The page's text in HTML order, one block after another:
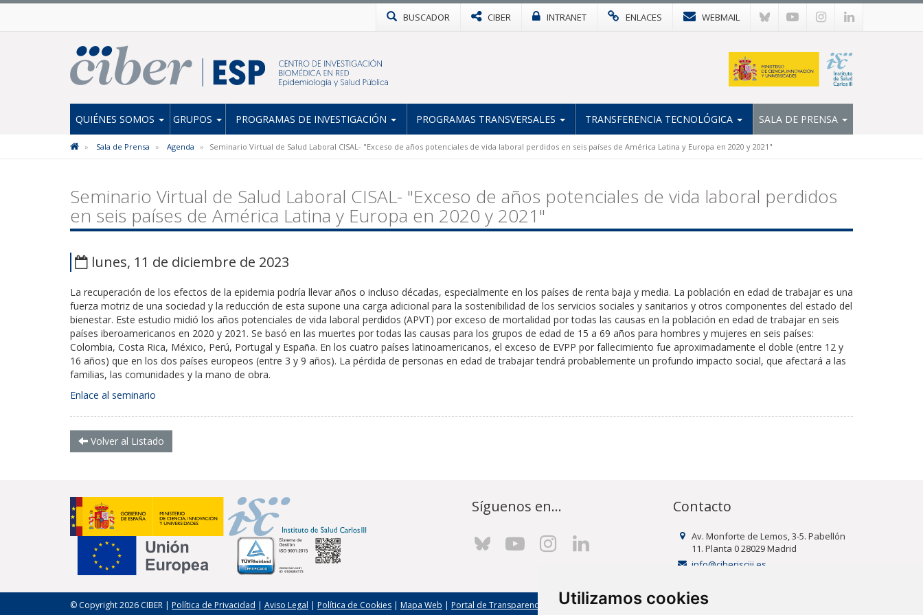
Utilizamos cookies
BUSCADOR CIBER INTRANET ENLACES WEBMAIL
QUIÉNES SOMOS GRUPOS PROGRAMAS DE INVESTIGACIÓN PROGRAMAS TRANSVERSALES TRANSFERENCIA TECNOLÓGICA SALA DE PRENSA
Sala de Prensa Agenda Seminario Virtual de Salud Laboral CISAL- "Exceso de años potenciales de vida laboral perdidos en seis países de América Latina y Europa en 2020 y 2021"
Seminario Virtual de Salud Laboral CISAL- "Exceso de años potenciales de vida laboral perdidos
en seis países de América Latina y Europa en 2020 y 2021"
lunes, 11 de diciembre de 2023
La recuperación de los efectos de la epidemia podría llevar años o incluso décadas, especialmente en los países de renta baja y media. La población en edad de trabajar es una
fuerza motriz de una sociedad y la reducción de esta supone una carga adicional para la sostenibilidad de los servicios sociales y sanitarios y otros componentes del estado del
bienestar. Este estudio midió los años potenciales de vida laboral perdidos (APVT) por exceso de mortalidad por todas las causas en la población en edad de trabajar en seis
países iberoamericanos en 2020 y 2021. Se basó en las muertes por todas las causas para los grupos de edad de 15 a 69 años para hombres y mujeres en seis países:
Colombia, Costa Rica, México, Perú, Portugal y España. En los cuatro países latinoamericanos, el exceso de EVPP por fallecimiento fue aproximadamente el doble (entre 12 y
16 años) que en los dos países europeos (entre 3 y 9 años). La pérdida de personas en edad de trabajar tendrá probablemente un profundo impacto social, que afectará a las
familias, las comunidades y la mano de obra.
Enlace al seminario
Volver al Listado
Síguenos en... Contacto
Av. Monforte de Lemos, 3-5. Pabellón
11. Planta 0 28029 Madrid
info@ciberisciii.es
© Copyright 2026 CIBER | Política de Privacidad | Aviso Legal | Política de Cookies | Mapa Web | Portal de Transparencia Política de seguridad